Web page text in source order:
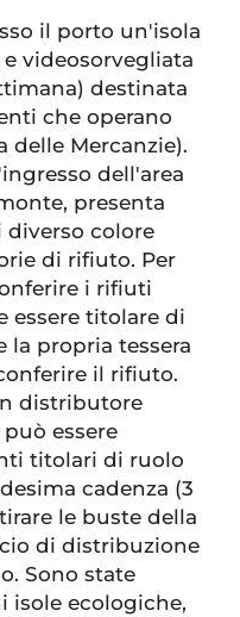
il porto un'isola
videosorvegliata
destinata
che operano
delle Mercanzie).
dell'area
presenta
diverso colore
di rifiuto. Per
i rifiuti
essere titolare di
la propria tessera
il rifiuto.
distributore
essere
titolari di ruolo
cadenza (3
le buste della
di distribuzione
Sono state
isole ecologiche,